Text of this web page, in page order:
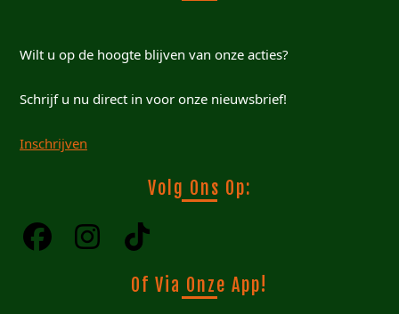
Wilt u op de hoogte blijven van onze acties?
Schrijf u nu direct in voor onze nieuwsbrief!
Inschrijven
Volg Ons Op:
Of Via Onze App!